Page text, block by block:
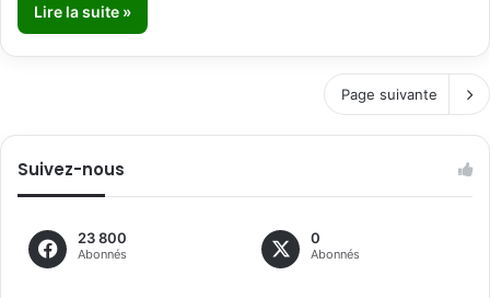
Lire la suite »
Page suivante
Suivez-nous
23 800
Abonnés
0
Abonnés